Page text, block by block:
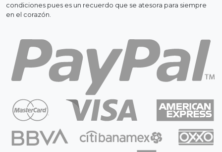
condiciones pues es un recuerdo que se atesora para siempre
en el corazón.